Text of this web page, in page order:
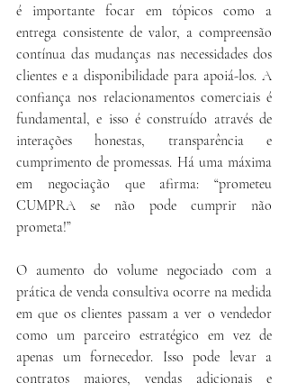
é importante focar em tópicos como a
entrega consistente de valor, a compreensão
contínua das mudanças nas necessidades dos
clientes e a disponibilidade para apoiá-los. A
confiança nos relacionamentos comerciais é
fundamental, e isso é construído através de
interações honestas, transparência e
cumprimento de promessas. Há uma máxima
em negociação que afirma: “prometeu
CUMPRA se não pode cumprir não
prometa!”
O aumento do volume negociado com a
prática de venda consultiva ocorre na medida
em que os clientes passam a ver o vendedor
como um parceiro estratégico em vez de
apenas um fornecedor. Isso pode levar a
contratos maiores, vendas adicionais e